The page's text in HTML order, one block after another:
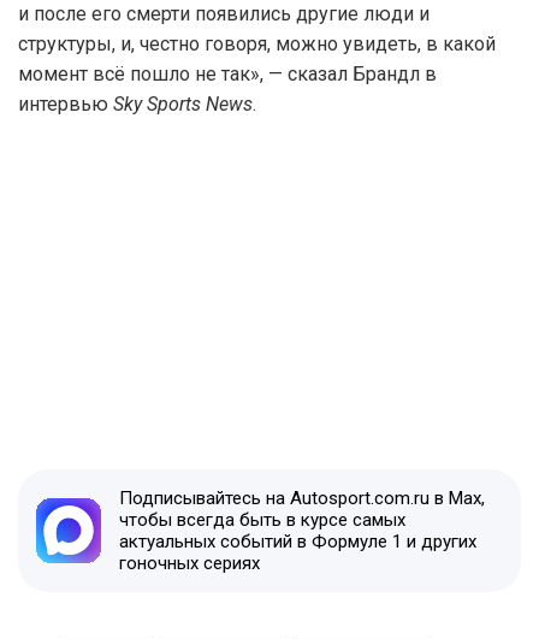
и после его смерти появились другие люди и
структуры, и, честно говоря, можно увидеть, в какой
момент всё пошло не так», — сказал Брандл в
интервью Sky Sports News.
Подписывайтесь на Autosport.com.ru в Max,
чтобы всегда быть в курсе самых
актуальных событий в Формуле 1 и других
гоночных сериях